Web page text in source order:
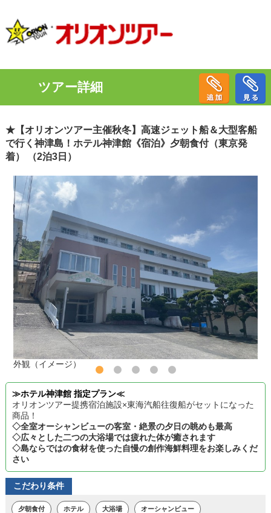
ツアー詳細
★【オリオンツアー主催秋冬】高速ジェット船＆大型客船
で行く神津島！ホテル神津館《宿泊》夕朝食付（東京発
着） （2泊3日）
外観（イメージ）
≫ホテル神津館 指定プラン≪
オリオンツアー提携宿泊施設×東海汽船往復船がセットになった
商品！
◇全室オーシャンビューの客室・絶景の夕日の眺めも最高
◇広々とした二つの大浴場では疲れた体が癒されます
◇島ならではの食材を使った自慢の創作海鮮料理をお楽しみくだ
さい
こだわり条件
夕朝食付 ホテル 大浴場 オーシャンビュー